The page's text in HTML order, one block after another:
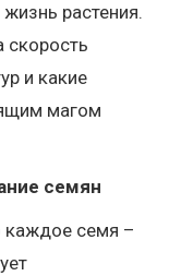
растения.
скорость
и какие
магом
семян
каждое семя –